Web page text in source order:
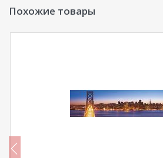
Похожие товары